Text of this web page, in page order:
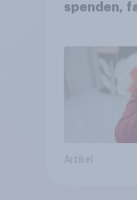
spenden,
Artikel